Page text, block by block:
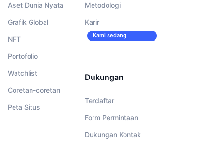
Aset Dunia Nyata
Grafik Global
NFT
Portofolio
Watchlist
Coretan-coretan
Peta Situs
Metodologi
Karir
Kami sedang
Dukungan
Terdaftar
Form Permintaan
Dukungan Kontak